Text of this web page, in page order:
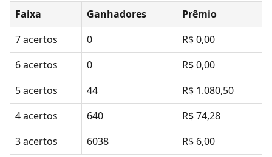
Faixa Ganhadores
Prêmio
7 acertos
0
R$ 0,00
6 acertos
0
R$ 0,00
5 acertos
44
R$ 1.080,50
4 acertos
640
R$ 74,28
3 acertos
6038 R$ 6,00